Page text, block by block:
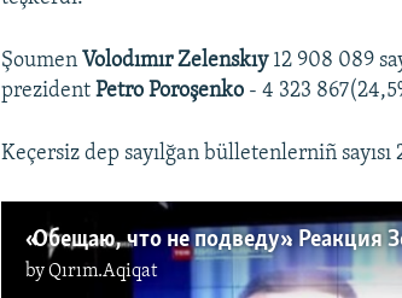
Şoumen Volodımır Zelenskıy12 908 089
prezident Petro Poroşenko - 4 323
Keçersiz dep sayılğan bülletenlerniñ sayısı
byQırım.Aqiqat